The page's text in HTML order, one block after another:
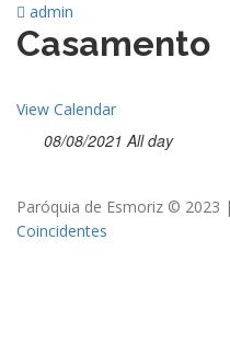
admin
Casamento
View Calendar
08/08/2021 All day
Paróquia de Esmoriz © 2023
Coincidentes